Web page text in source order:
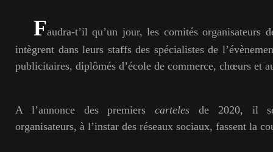
Faudra-t’il qu’un jour, les comités organisateurs
intègrent dans leurs staffs des spécialistes de
publicitaires, diplômés d’école de commerce, chœurs et
A l’annonce des premierscarteles de 2020, il
organisateurs, à l’instar des réseaux sociaux, fassent la